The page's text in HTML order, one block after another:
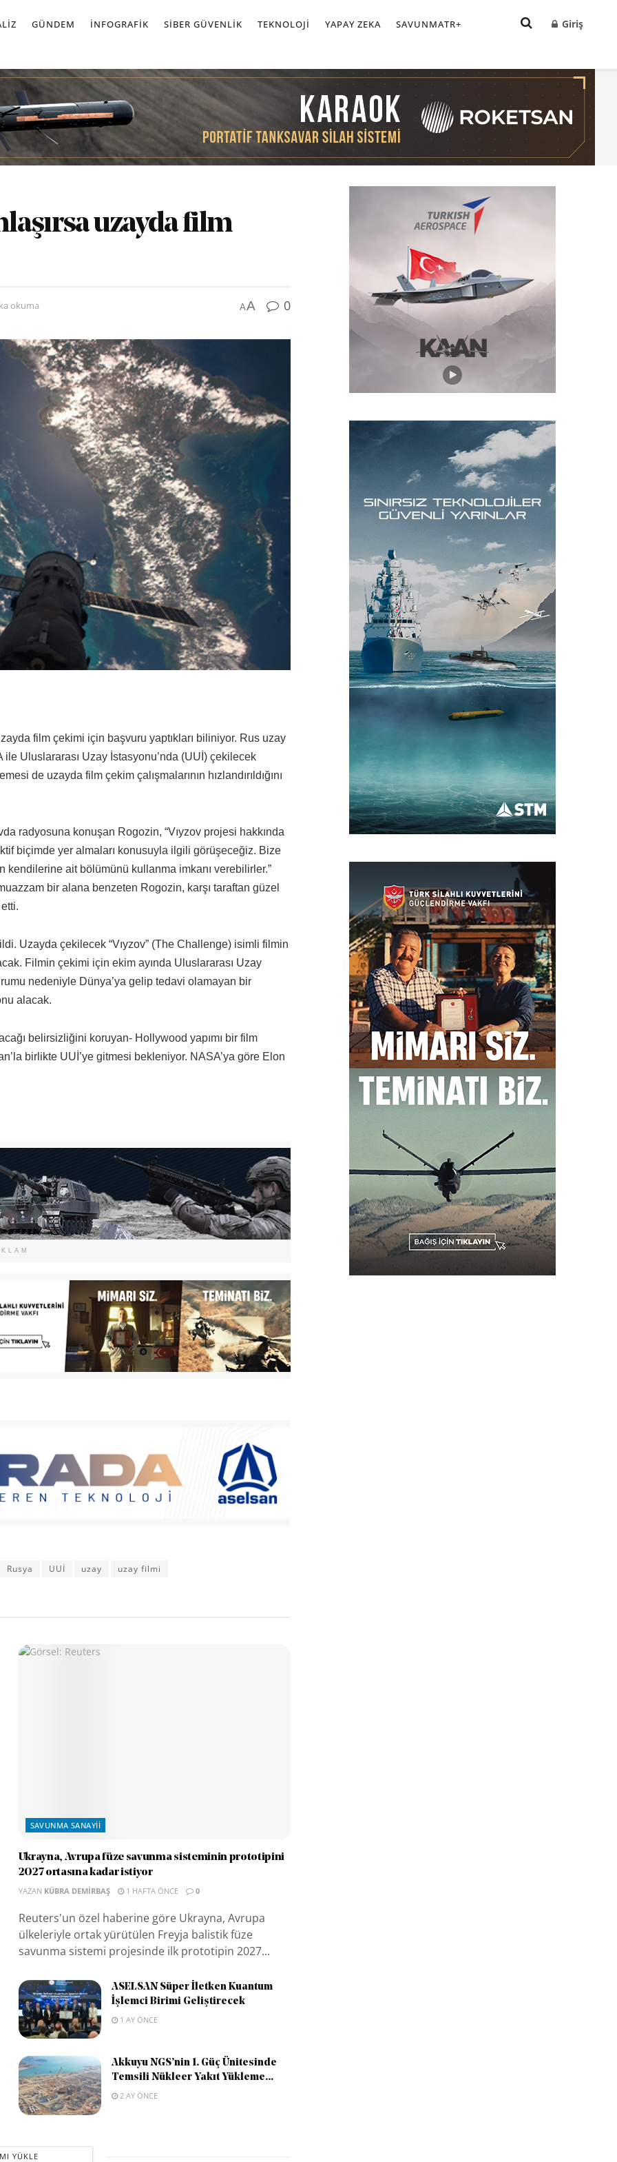
GÜNDEM İNFOGRAFIK SIBER GÜVENLIK TEKNOLOJI YAPAY ZEKA SAVUNMATR+ Giriş
uzayda film
okuma AA 0
film çekimi için başvuru yaptıkları biliniyor. Rus uzay
ile Uluslararası Uzay İstasyonu’nda (UUİ) çekilecek
de uzayda film çekim çalışmalarının hızlandırıldığını
radyosuna konuşan Rogozin, “Vıyzov projesi hakkında
biçimde yer almaları konusuyla ilgili görüşeceğiz. Bize
ait bölümünü kullanma imkanı verebilirler.”
bir alana benzeten Rogozin, karşı taraftan güzel
Uzayda çekilecek “Vıyzov” (The Challenge) isimli filmin
Filmin çekimi için ekim ayında Uluslararası Uzay
nedeniyle Dünya’ya gelip tedavi olamayan bir
alacak.
belirsizliğini koruyan- Hollywood yapımı bir film
birlikte UUİ’ye gitmesi bekleniyor. NASA’ya göre Elon
Rusya UUİ uzay uzay filmi
SAVUNMA SANAYII
Ukrayna, Avrupa füze savunma sisteminin prototipini
2027 ortasına kadar istiyor
YAZAN KÜBRA DEMIRBAŞ 1 HAFTA ÖNCE 0
Reuters'un özel haberine göre Ukrayna, Avrupa
ülkeleriyle ortak yürütülen Freyja balistik füze
savunma sistemi projesinde ilk prototipin 2027...
ASELSAN Süper İletken Kuantum
İşlemci Birimi Geliştirecek
1 AY ÖNCE
Akkuyu NGS’nin 1. Güç Ünitesinde
Temsili Nükleer Yakıt Yükleme...
2 AY ÖNCE
YÜKLE